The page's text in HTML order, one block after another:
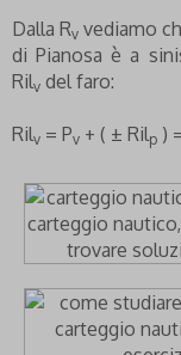
Dalla Rv vediamo
di Pianosa è a
Rilv del faro:
Rilv = Pv + ( ± Rilp )